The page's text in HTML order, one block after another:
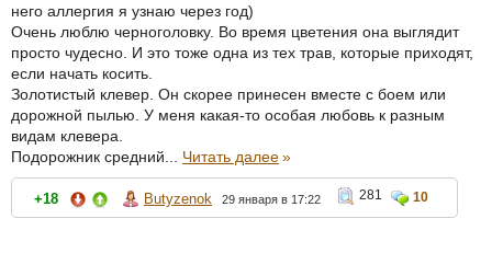
него аллергия я узнаю через год)
Очень люблю черноголовку. Во время цветения она выглядит
просто чудесно. И это тоже одна из тех трав, которые приходят,
если начать косить.
Золотистый клевер. Он скорее принесен вместе с боем или
дорожной пылью. У меня какая-то особая любовь к разным
видам клевера.
Подорожник средний... Читать далее»
+18 Butyzenok 29 января в 17:22 281 10